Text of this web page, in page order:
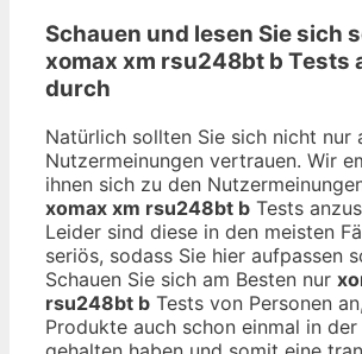
Schauen und lesen Sie sich
xomax xm rsu248bt b Tests
durch
Natürlich sollten Sie sich nicht nur
Nutzermeinungen vertrauen. Wir
ihnen sich zu den
xomax xm rsu248bt b Tests
Leider sind diese in den meisten
seriös, sodass Sie hier aufpassen
Schauen Sie sich am Besten nur
rsu248bt b Tests von Personen
Produkte auch schon einmal in der